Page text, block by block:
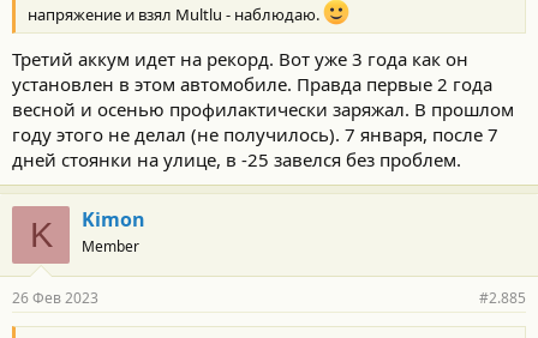
напряжение и взял Multlu - наблюдаю.
Третий аккум идет на рекорд. Вот уже 3 года как он
установлен в этом автомобиле. Правда первые 2 года
весной и осенью профилактически заряжал. В прошлом
году этого не делал (не получилось). 7 января, после 7
дней стоянки на улице, в -25 завелся без проблем.
K Kimon
Member
26 Фев 2023 #2.885